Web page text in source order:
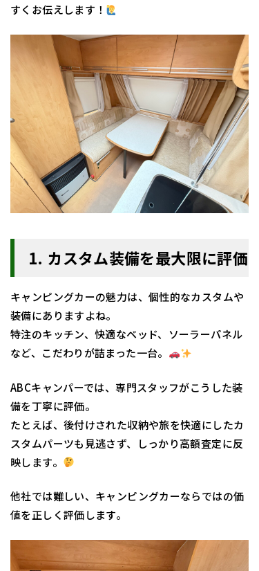
すくお伝えします！
1. カスタム装備を最大限に評価
キャンピングカーの魅力は、個性的なカスタムや
装備にありますよね。
特注のキッチン、快適なベッド、ソーラーパネル
など、こだわりが詰まった一台。
ABCキャンパーでは、専門スタッフがこうした装
備を丁寧に評価。
たとえば、後付けされた収納や旅を快適にしたカ
スタムパーツも見逃さず、しっかり高額査定に反
映します。
他社では難しい、キャンピングカーならではの価
値を正しく評価します。